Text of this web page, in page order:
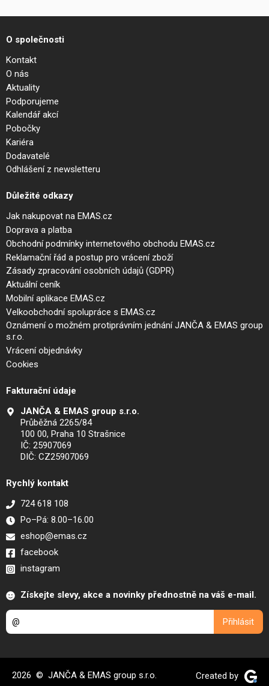
O společnosti
Kontakt
O nás
Aktuality
Podporujeme
Kalendář akcí
Pobočky
Kariéra
Dodavatelé
Odhlášení z newsletteru
Důležité odkazy
Jak nakupovat na EMAS.cz
Doprava a platba
Obchodní podmínky internetového obchodu EMAS.cz
Reklamační řád a postup pro vrácení zboží
Zásady zpracování osobních údajů (GDPR)
Aktuální ceník
Mobilní aplikace EMAS.cz
Velkoobchodní spolupráce s EMAS.cz
Oznámení o možném protiprávním jednání JANČA & EMAS group
s.r.o.
Vrácení objednávky
Cookies
Fakturační údaje
JANČA & EMAS group s.r.o.
Průběžná 2265/84
100 00, Praha 10 Strašnice
IČ: 25907069
DIČ: CZ25907069
Rychlý kontakt
724 618 108
Po–Pá: 8.00–16.00
eshop@emas.cz
facebook
instagram
Získejte slevy, akce a novinky přednostně na váš e-mail.
2026 © JANČA & EMAS group s.r.o. Created by